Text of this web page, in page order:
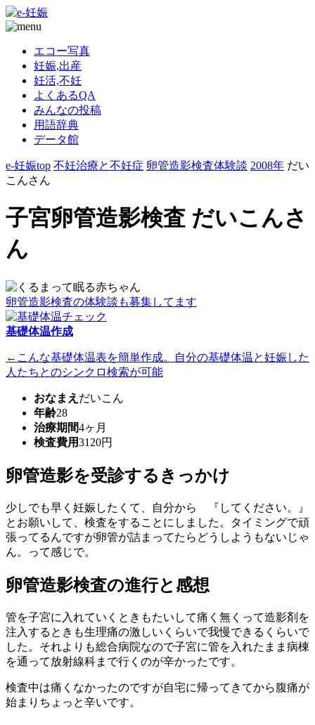
エコー写真
妊娠,出産
妊活,不妊
よくあるQA
みんなの投稿
用語辞典
データ館
e-妊娠top 不妊治療と不妊症 卵管造影検査体験談 2008年 だい
こんさん
子宮卵管造影検査 だいこんさ
ん
卵管造影検査の体験談も募集してます
基礎体温作成
←こんな基礎体温表を簡単作成。自分の基礎体温と妊娠した
人たちとのシンクロ検索が可能
おなまえ だいこん
年齢28
治療期間4ヶ月
検査費用3120円
卵管造影を受診するきっかけ
少しでも早く妊娠したくて、自分から 『してください。』
とお願いして、検査をすることにしました。タイミングで頑
張ってるんですが卵管が詰まってたらどうしようもないじゃ
ん。って感じで。
卵管造影検査の進行と感想
管を子宮に入れていくときもたいして痛く無くって造影剤を
注入するときも生理痛の激しいくらいで我慢できるくらいで
した。それよりも総合病院なので子宮に管を入れたまま病棟
を通って放射線科まで行くのが辛かったです。
検査中は痛くなかったのですが自宅に帰ってきてから腹痛が
始まりちょっと辛いです。